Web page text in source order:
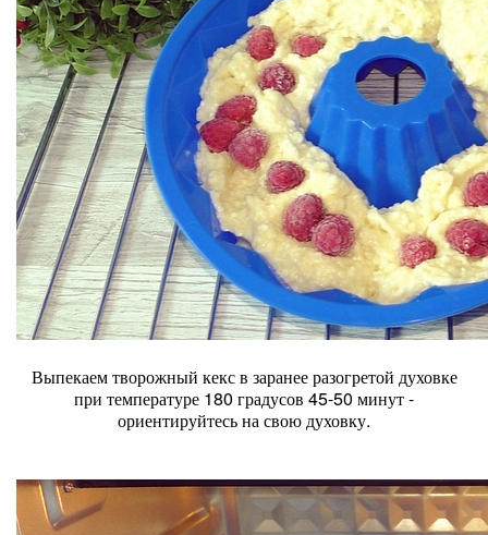
Выпекаем творожный кекс в заранее разогретой духовке
при температуре 180 градусов 45-50 минут -
ориентируйтесь на свою духовку.